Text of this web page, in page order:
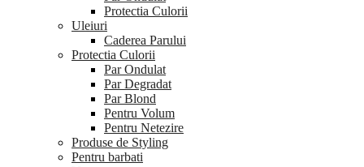
Protectia Culorii
Uleiuri
Caderea Parului
Protectia Culorii
Par Ondulat
Par Degradat
Par Blond
Pentru Volum
Pentru Netezire
Produse de Styling
Pentru barbati